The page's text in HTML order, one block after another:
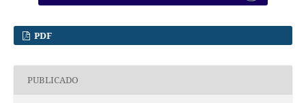
PDF
PUBLICADO